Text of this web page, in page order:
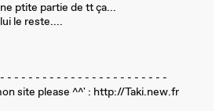
ptite partie de tt ça...
le reste....
- - - - - - - - - - - - - - - - - - - - - - -
site please ^^' : http://Taki.new.fr